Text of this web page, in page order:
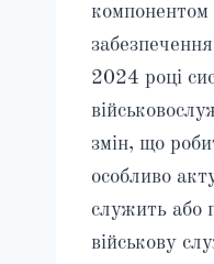
компонентом
2024 році
змін, що
особливо
служить або
військову